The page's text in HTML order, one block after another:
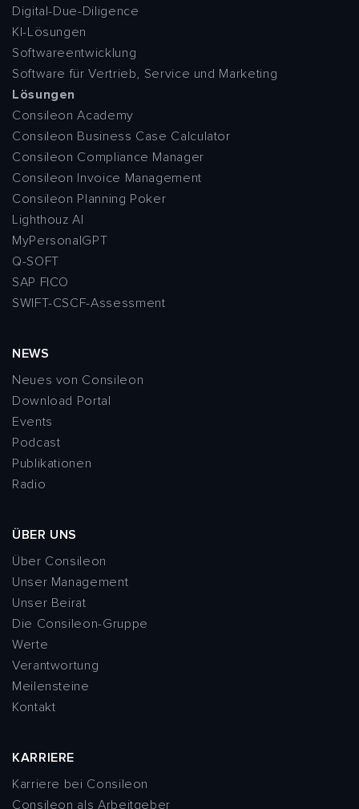
Digital-Due-Diligence
KI-Lösungen
Softwareentwicklung
Software für Vertrieb, Service und Marketing
Lösungen
Consileon Academy
Consileon Business Case Calculator
Consileon Compliance Manager
Consileon Invoice Management
Consileon Planning Poker
Lighthouz AI
MyPersonalGPT
Q-SOFT
SAP FICO
SWIFT-CSCF-Assessment
NEWS
Neues von Consileon
Download Portal
Events
Podcast
Publikationen
Radio
ÜBER UNS
Über Consileon
Unser Management
Unser Beirat
Die Consileon-Gruppe
Werte
Verantwortung
Meilensteine
Kontakt
KARRIERE
Karriere bei Consileon
Consileon als Arbeitgeber